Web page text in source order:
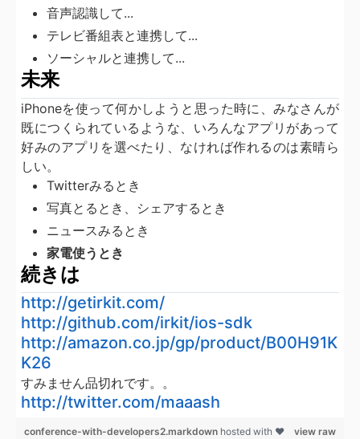
音声認識して...
テレビ番組表と連携して...
ソーシャルと連携して...
未来
iPhoneを使って何かしようと思った時に、みなさんが
既につくられているような、いろんなアプリがあって
好みのアプリを選べたり、なければ作れるのは素晴ら
しい。
Twitterみるとき
写真とるとき、シェアするとき
ニュースみるとき
家電使うとき
続きは
http://getirkit.com/
http://github.com/irkit/ios-sdk
http://amazon.co.jp/gp/product/B00H91K
K26
すみません品切れです。。
http://twitter.com/maaash
view raw
conference-with-developers2.markdown hosted with ❤